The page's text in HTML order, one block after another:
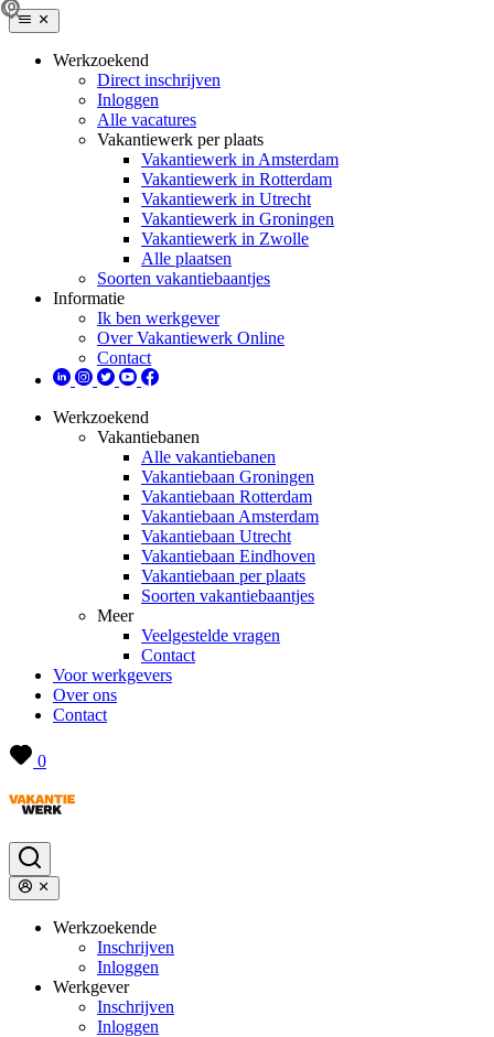
Werkzoekend
Direct inschrijven
Inloggen
Alle vacatures
Vakantiewerk per plaats
Vakantiewerk in Amsterdam
Vakantiewerk in Rotterdam
Vakantiewerk in Utrecht
Vakantiewerk in Groningen
Vakantiewerk in Zwolle
Alle plaatsen
Soorten vakantiebaantjes
Informatie
Ik ben werkgever
Over Vakantiewerk Online
Contact
Werkzoekend
Vakantiebanen
Alle vakantiebanen
Vakantiebaan Groningen
Vakantiebaan Rotterdam
Vakantiebaan Amsterdam
Vakantiebaan Utrecht
Vakantiebaan Eindhoven
Vakantiebaan per plaats
Soorten vakantiebaantjes
Meer
Veelgestelde vragen
Contact
Voor werkgevers
Over ons
Contact
0
Werkzoekende
Inschrijven
Inloggen
Werkgever
Inschrijven
Inloggen